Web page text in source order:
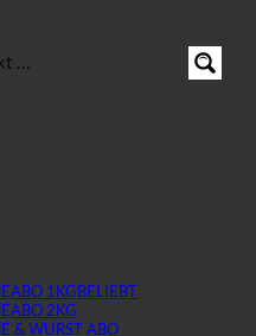
1KG
2KG
& WURST ABO